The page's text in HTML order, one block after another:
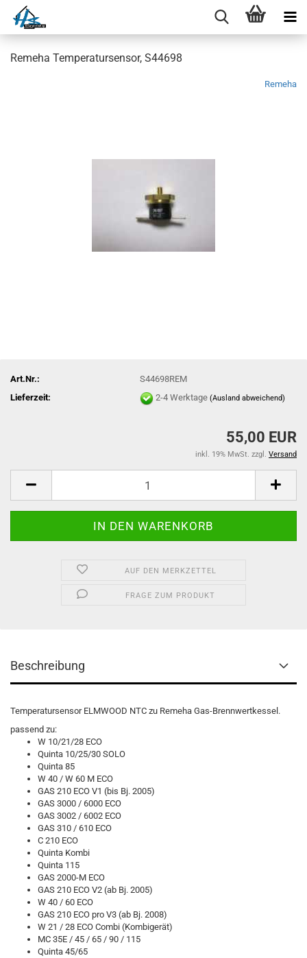
Remeha Temperatursensor, S44698
Remeha
Art.Nr.:
S44698REM
Lieferzeit:
2-4 Werktage(Ausland abweichend)
55,00 EUR
inkl. 19% MwSt. zzgl. Versand
AUF DEN MERKZETTEL
FRAGE ZUM PRODUKT
Beschreibung
Temperatursensor ELMWOOD NTC zu Remeha Gas-Brennwertkessel.
passend zu:
W 10/21/28 ECO
Quinta 10/25/30 SOLO
Quinta 85
W 40 / W 60 M ECO
GAS 210 ECO V1 (bis Bj. 2005)
GAS 3000 / 6000 ECO
GAS 3002 / 6002 ECO
GAS 310 / 610 ECO
C 210 ECO
Quinta Kombi
Quinta 115
GAS 2000-M ECO
GAS 210 ECO V2 (ab Bj. 2005)
W 40 / 60 ECO
GAS 210 ECO pro V3 (ab Bj. 2008)
W 21 / 28 ECO Combi (Kombigerät)
MC 35E / 45 / 65 / 90 / 115
Quinta 45/65